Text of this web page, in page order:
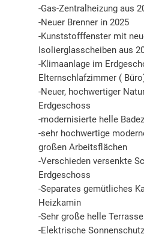
-Gas-Zentralheizung aus
-Neuer Brenner in 2025
-Kunststofffenster mit
Isolierglasscheiben aus
-Klimaanlage im
Elternschlafzimmer (
-Neuer, hochwertiger
Erdgeschoss
-modernisierte helle
-sehr hochwertige
großen Arbeitsflächen
-Verschieden versenkte
Erdgeschoss
-Separates gemütliches
Heizkamin
-Sehr große helle
-Elektrische